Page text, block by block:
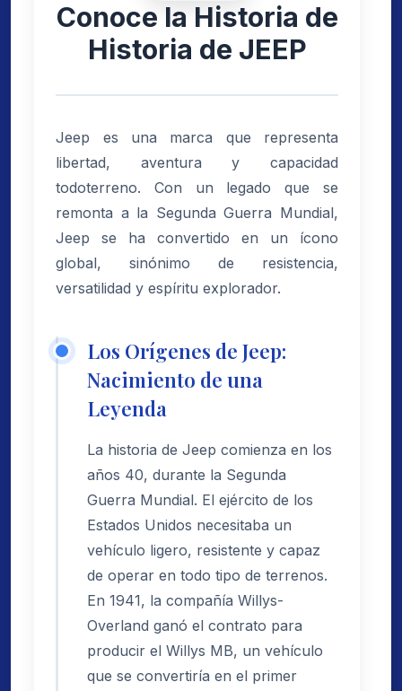
Conoce la Historia de
Historia de JEEP
Jeep es una marca que representa
libertad, aventura y capacidad
todoterreno. Con un legado que se
remonta a la Segunda Guerra Mundial,
Jeep se ha convertido en un ícono
global, sinónimo de resistencia,
versatilidad y espíritu explorador.
Los Orígenes de Jeep:
Nacimiento de una
Leyenda
La historia de Jeep comienza en los
años 40, durante la Segunda
Guerra Mundial. El ejército de los
Estados Unidos necesitaba un
vehículo ligero, resistente y capaz
de operar en todo tipo de terrenos.
En 1941, la compañía Willys-
Overland ganó el contrato para
producir el Willys MB, un vehículo
que se convertiría en el primer